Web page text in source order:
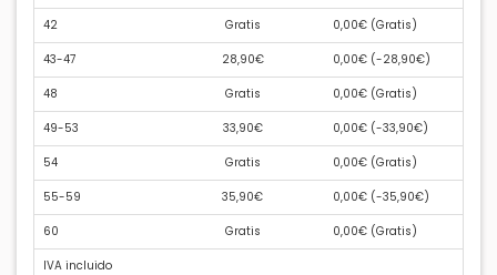
42 Gratis 0,00€ (Gratis)
43-47 28,90€ 0,00€ (-28,90€)
48 Gratis 0,00€ (Gratis)
49-53 33,90€ 0,00€ (-33,90€)
54 Gratis 0,00€ (Gratis)
55-59 35,90€ 0,00€ (-35,90€)
60 Gratis 0,00€ (Gratis)
IVA incluido